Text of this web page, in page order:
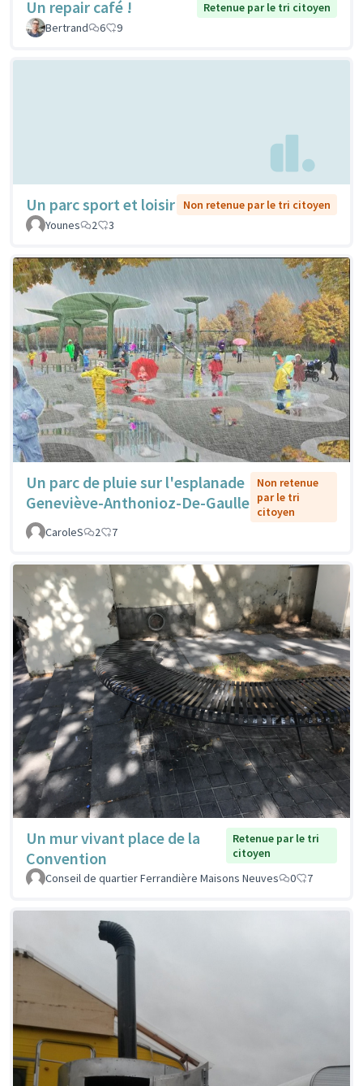
Un repair café !
Retenue par le tri citoyen
Bertrand
6 9
Un parc sport et loisir
Non retenue par le tri citoyen
Younes
2 3
Un parc de pluie sur l'esplanade
Geneviève-Anthonioz-De-Gaulle
Non retenue
par le tri
citoyen
CaroleS
2 7
Un mur vivant place de la
Convention
Retenue par le tri
citoyen
Conseil de quartier Ferrandière Maisons Neuves
0 7